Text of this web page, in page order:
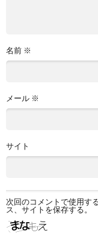
名前 ※
メール ※
サイト
次回のコメントで使用す
ス、サイトを保存する。